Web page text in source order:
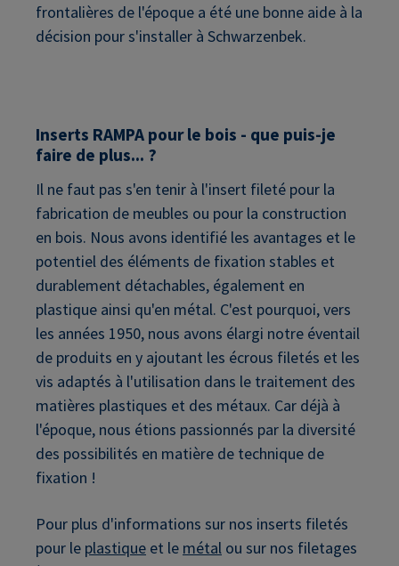
frontalières de l'époque a été une bonne aide à la
décision pour s'installer à Schwarzenbek.
Inserts RAMPA pour le bois - que puis-je
faire de plus... ?
Il ne faut pas s'en tenir à l'insert fileté pour la
fabrication de meubles ou pour la construction
en bois. Nous avons identifié les avantages et le
potentiel des éléments de fixation stables et
durablement détachables, également en
plastique ainsi qu'en métal. C'est pourquoi, vers
les années 1950, nous avons élargi notre éventail
de produits en y ajoutant les écrous filetés et les
vis adaptés à l'utilisation dans le traitement des
matières plastiques et des métaux. Car déjà à
l'époque, nous étions passionnés par la diversité
des possibilités en matière de technique de
fixation !
Pour plus d'informations sur nos inserts filetés
pour le plastique et le métal ou sur nos filetages